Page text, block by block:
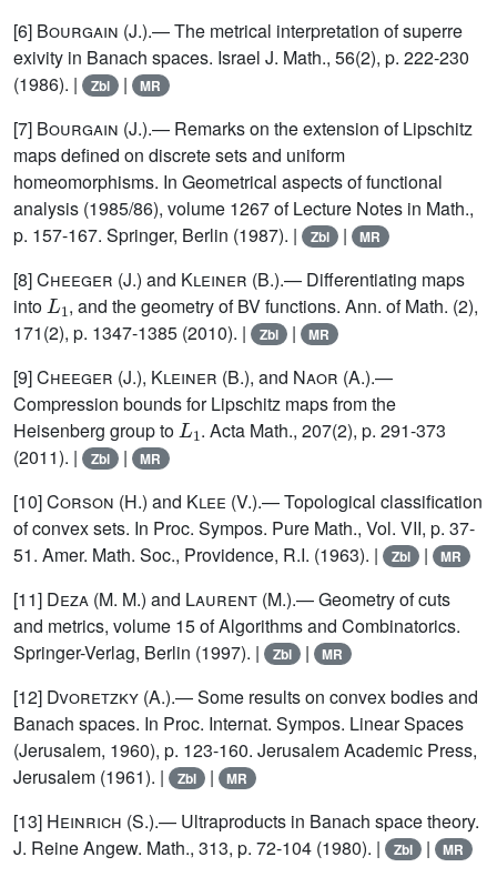
[6] Bourgain (J.).— The metrical interpretation of superre
exivity in Banach spaces. Israel J. Math., 56(2), p. 222-230
(1986). |
Zbl | MR
[7] Bourgain (J.).— Remarks on the extension of Lipschitz
maps defined on discrete sets and uniform
homeomorphisms. In Geometrical aspects of functional
analysis (1985/86), volume 1267 of Lecture Notes in Math.,
p. 157-167. Springer, Berlin (1987). |
Zbl | MR
[8]Cheeger (J.) and Kleiner (B.).— Differentiating maps
into
L1
, and the geometry of BV functions. Ann. of Math. (2),
171(2), p. 1347-1385 (2010). |
Zbl | MR
[9]Cheeger (J.), Kleiner (B.), and Naor (A.).—
Compression bounds for Lipschitz maps from the
Heisenberg group to
L1
. Acta Math., 207(2), p. 291-373
(2011). |
Zbl | MR
[10]Corson (H.) and Klee (V.).— Topological classification
of convex sets. In Proc. Sympos. Pure Math., Vol. VII, p. 37-
51. Amer. Math. Soc., Providence, R.I. (1963). |
Zbl | MR
[11] Deza (M. M.) and Laurent (M.).— Geometry of cuts
and metrics, volume 15 of Algorithms and Combinatorics.
Springer-Verlag, Berlin (1997). |
Zbl | MR
[12] Dvoretzky (A.).— Some results on convex bodies and
Banach spaces. In Proc. Internat. Sympos. Linear Spaces
(Jerusalem, 1960), p. 123-160. Jerusalem Academic Press,
Jerusalem (1961). |
Zbl | MR
[13] Heinrich (S.).— Ultraproducts in Banach space theory.
J. Reine Angew. Math., 313, p. 72-104 (1980). |
Zbl | MR